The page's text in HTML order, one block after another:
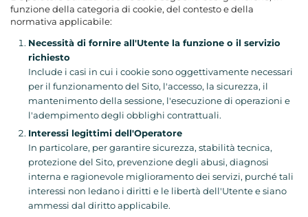
funzione della categoria di cookie, del contesto e della
normativa applicabile:
Necessità di fornire all'Utente la funzione o il servizio
richiesto
Include i casi in cui i cookie sono oggettivamente necessari
per il funzionamento del Sito, l'accesso, la sicurezza, il
mantenimento della sessione, l'esecuzione di operazioni e
l'adempimento degli obblighi contrattuali.
Interessi legittimi dell'Operatore
In particolare, per garantire sicurezza, stabilità tecnica,
protezione del Sito, prevenzione degli abusi, diagnosi
interna e ragionevole miglioramento dei servizi, purché tali
interessi non ledano i diritti e le libertà dell'Utente e siano
ammessi dal diritto applicabile.